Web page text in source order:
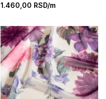
1.460,00 RSD/m